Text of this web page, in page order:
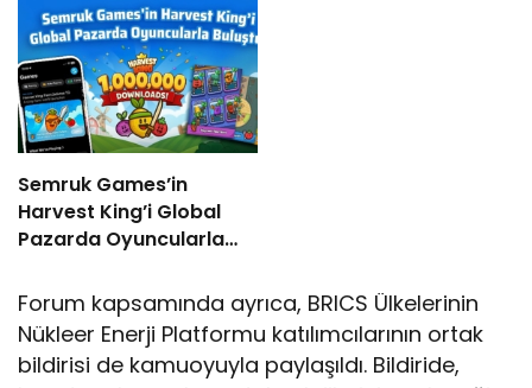
Semruk Games’in
Harvest King’i Global
Pazarda Oyuncularla
Forum kapsamında ayrıca, BRICS Ülkelerinin
Nükleer Enerji Platformu katılımcılarının ortak
bildirisi de kamuoyuyla paylaşıldı. Bildiride,